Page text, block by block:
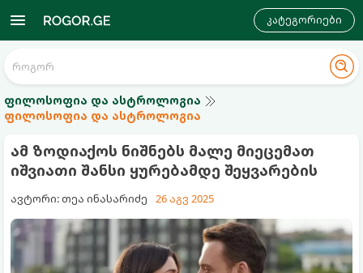
კატეგორიები
ფილოსოფია და ასტროლოგია
ფილოსოფია და ასტროლოგია
ამ ზოდიაქოს ნიშნებს მალე მიეცემათ
იშვიათი შანსი ყურებამდე შეყვარების
ავტორი: თეა ინასარიძე 26 აგვ 2025